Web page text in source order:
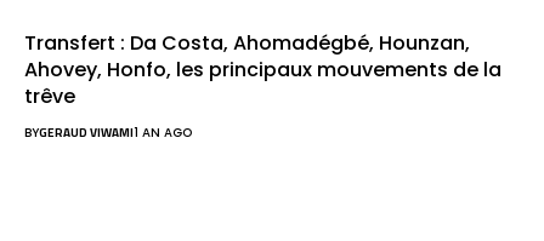
Transfert : Da Costa, Ahomadégbé, Hounzan,
Ahovey, Honfo, les principaux mouvements de la
trêve
BYGERAUD VIWAMI1 AN AGO